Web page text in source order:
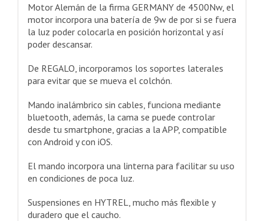
Motor Alemán de la firma GERMANY de 4500Nw, el
motor incorpora una batería de 9w de por si se fuera
la luz poder colocarla en posición horizontal y así
poder descansar.
De REGALO, incorporamos los soportes laterales
para evitar que se mueva el colchón.
Mando inalámbrico sin cables, funciona mediante
bluetooth, además, la cama se puede controlar
desde tu smartphone, gracias a la APP, compatible
con Android y con iOS.
El mando incorpora una linterna para facilitar su uso
en condiciones de poca luz.
Suspensiones en HYTREL, mucho más flexible y
duradero que el caucho.